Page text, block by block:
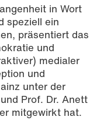
in Wort
speziell ein
präsentiert das
und
medialer
und
unter der
Prof. Dr. Anett
mitgewirkt hat.